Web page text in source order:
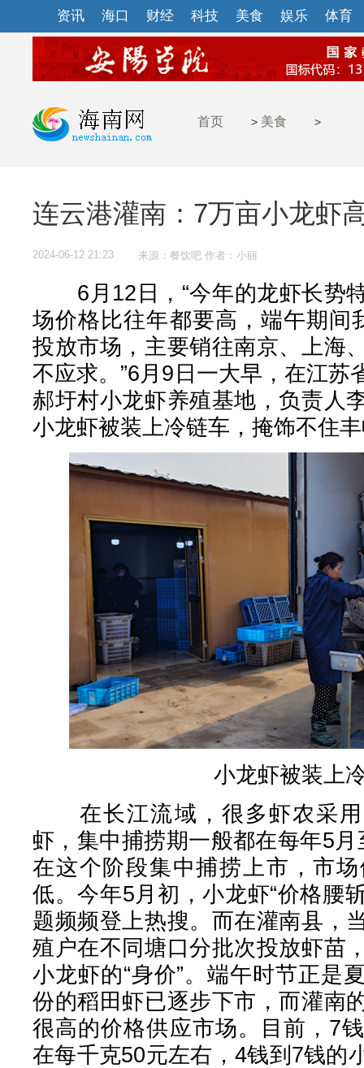
资讯 海口 财经 科技 美食 娱乐 体育
首页 > 美食 >
连云港灌南：7万亩小龙虾
2024-06-12 21:23 来源：餐饮吧 作者：小丽
6月12日，“今年的龙虾长势
场价格比往年都要高，端午期间
投放市场，主要销往南京、上海
不应求。”6月9日一大早，在江苏
郝圩村小龙虾养殖基地，负责人
小龙虾被装上冷链车，掩饰不住
小龙虾被装上
在长江流域，很多虾农采用
虾，集中捕捞期一般都在每年5
在这个阶段集中捕捞上市，市
低。今年5月初，小龙虾“价格腰
题频频登上热搜。而在灌南县，
殖户在不同塘口分批次投放虾苗
小龙虾的“身价”。端午时节正是
份的稻田虾已逐步下市，而灌南
很高的价格供应市场。目前，7
在每千克50元左右，4钱到7钱的